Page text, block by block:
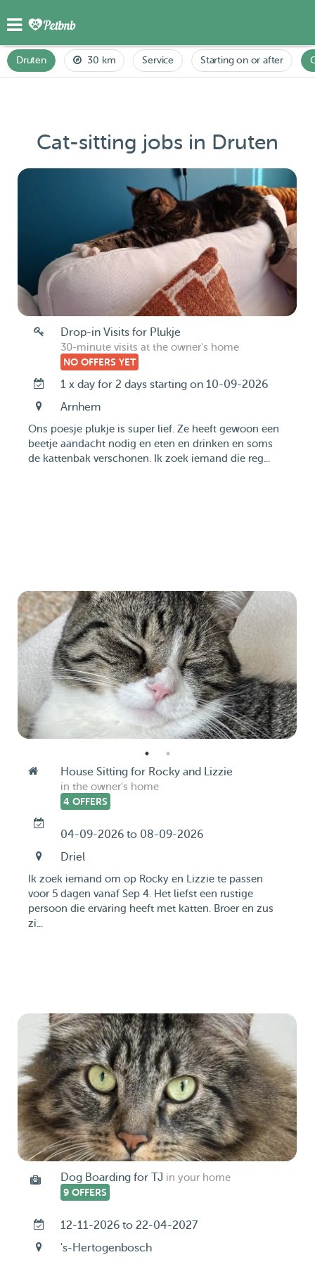
Druten 30 km Service Starting on or after
Cat-sitting jobs in Druten
Drop-in Visits for Plukje
30-minute visits at the owner's home
NO OFFERS YET
1 x day for 2 days starting on 10-09-2026
Arnhem
Ons poesje plukje is super lief. Ze heeft gewoon een
beetje aandacht nodig en eten en drinken en soms
de kattenbak verschonen. Ik zoek iemand die reg...
House Sitting for Rocky and Lizzie
in the owner's home
4 OFFERS
04-09-2026 to 08-09-2026
Driel
Ik zoek iemand om op Rocky en Lizzie te passen
voor 5 dagen vanaf Sep 4. Het liefst een rustige
persoon die ervaring heeft met katten. Broer en zus
zi...
Dog Boarding for TJ in your home
9 OFFERS
12-11-2026 to 22-04-2027
's-Hertogenbosch